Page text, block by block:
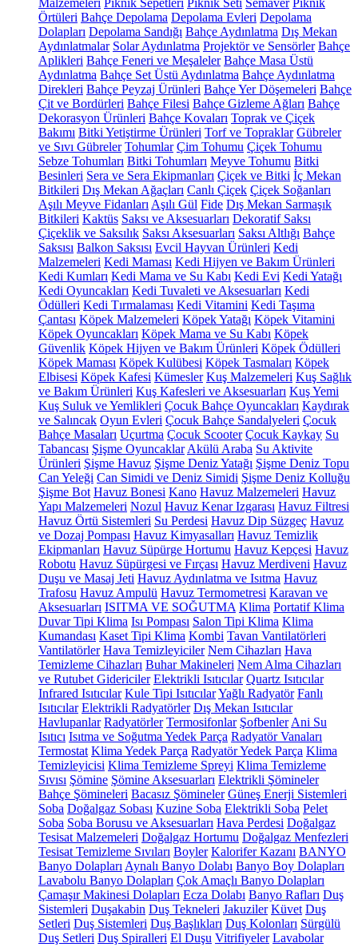
Malzemeleri Piknik Sepetleri Piknik Seti Semaver Piknik
Örtüleri Bahçe Depolama Depolama Evleri Depolama
Dolapları Depolama Sandığı Bahçe Aydınlatma Dış Mekan
Aydınlatmalar Solar Aydınlatma Projektör ve Sensörler Bahçe
Aplikleri Bahçe Feneri ve Meşaleler Bahçe Masa Üstü
Aydınlatma Bahçe Set Üstü Aydınlatma Bahçe Aydınlatma
Direkleri Bahçe Peyzaj Ürünleri Bahçe Yer Döşemeleri Bahçe
Çit ve Bordürleri Bahçe Filesi Bahçe Gizleme Ağları Bahçe
Dekorasyon Ürünleri Bahçe Kovaları Toprak ve Çiçek
Bakımı Bitki Yetiştirme Ürünleri Torf ve Topraklar Gübreler
ve Sıvı Gübreler Tohumlar Çim Tohumu Çiçek Tohumu
Sebze Tohumları Bitki Tohumları Meyve Tohumu Bitki
Besinleri Sera ve Sera Ekipmanları Çiçek ve Bitki İç Mekan
Bitkileri Dış Mekan Ağaçları Canlı Çiçek Çiçek Soğanları
Aşılı Meyve Fidanları Aşılı Gül Fide Dış Mekan Sarmaşık
Bitkileri Kaktüs Saksı ve Aksesuarları Dekoratif Saksı
Çiçeklik ve Saksılık Saksı Aksesuarları Saksı Altlığı Bahçe
Saksısı Balkon Saksısı Evcil Hayvan Ürünleri Kedi
Malzemeleri Kedi Maması Kedi Hijyen ve Bakım Ürünleri
Kedi Kumları Kedi Mama ve Su Kabı Kedi Evi Kedi Yatağı
Kedi Oyuncakları Kedi Tuvaleti ve Aksesuarları Kedi
Ödülleri Kedi Tırmalaması Kedi Vitamini Kedi Taşıma
Çantası Köpek Malzemeleri Köpek Yatağı Köpek Vitamini
Köpek Oyuncakları Köpek Mama ve Su Kabı Köpek
Güvenlik Köpek Hijyen ve Bakım Ürünleri Köpek Ödülleri
Köpek Maması Köpek Kulübesi Köpek Tasmaları Köpek
Elbisesi Köpek Kafesi Kümesler Kuş Malzemeleri Kuş Sağlık
ve Bakım Ürünleri Kuş Kafesleri ve Aksesuarları Kuş Yemi
Kuş Suluk ve Yemlikleri Çocuk Bahçe Oyuncakları Kaydırak
ve Salıncak Oyun Evleri Çocuk Bahçe Sandalyeleri Çocuk
Bahçe Masaları Uçurtma Çocuk Scooter Çocuk Kaykay Su
Tabancası Şişme Oyuncaklar Akülü Araba Su Aktivite
Ürünleri Şişme Havuz Şişme Deniz Yatağı Şişme Deniz Topu
Can Yeleği Can Simidi ve Deniz Simidi Şişme Deniz Kolluğu
Şişme Bot Havuz Bonesi Kano Havuz Malzemeleri Havuz
Yapı Malzemeleri Nozul Havuz Kenar Izgarası Havuz Filtresi
Havuz Örtü Sistemleri Su Perdesi Havuz Dip Süzgeç Havuz
ve Dozaj Pompası Havuz Kimyasalları Havuz Temizlik
Ekipmanları Havuz Süpürge Hortumu Havuz Kepçesi Havuz
Robotu Havuz Süpürgesi ve Fırçası Havuz Merdiveni Havuz
Duşu ve Masaj Jeti Havuz Aydınlatma ve Isıtma Havuz
Trafosu Havuz Ampulü Havuz Termometresi Karavan ve
Aksesuarları ISITMA VE SOĞUTMA Klima Portatif Klima
Duvar Tipi Klima Isı Pompası Salon Tipi Klima Klima
Kumandası Kaset Tipi Klima Kombi Tavan Vantilatörleri
Vantilatörler Hava Temizleyiciler Nem Cihazları Hava
Temizleme Cihazları Buhar Makineleri Nem Alma Cihazları
ve Rutubet Gidericiler Elektrikli Isıtıcılar Quartz Isıtıcılar
Infrared Isıtıcılar Kule Tipi IsıtıcılarYağlı Radyatör Fanlı
Isıtıcılar Elektrikli Radyatörler Dış Mekan Isıtıcılar
Havlupanlar Radyatörler Termosifonlar Şofbenler Ani Su
Isıtıcı Isıtma ve Soğutma Yedek Parça Radyatör Vanaları
Termostat Klima Yedek Parça Radyatör Yedek Parça Klima
Temizleyicisi Klima Temizleme Spreyi Klima Temizleme
Sıvısı Şömine Şömine Aksesuarları Elektrikli Şömineler
Bahçe Şömineleri Bacasız Şömineler Güneş Enerji Sistemleri
Soba Doğalgaz Sobası Kuzine Soba Elektrikli Soba Pelet
Soba Soba Borusu ve Aksesuarları Hava Perdesi Doğalgaz
Tesisat Malzemeleri Doğalgaz Hortumu Doğalgaz Menfezleri
Tesisat Temizleme Sıvıları Boyler Kalorifer Kazanı BANYO
Banyo Dolapları Aynalı Banyo Dolabı Banyo Boy Dolapları
Lavabolu Banyo Dolapları Çok Amaçlı Banyo Dolapları
Çamaşır Makinesi Dolapları Ecza Dolabı Banyo Rafları Duş
Sistemleri Duşakabin Duş Tekneleri Jakuziler Küvet Duş
Setleri Duş Sistemleri Duş Başlıkları Duş Kolonları Sürgülü
Duş Setleri Duş Spiralleri El Duşu Vitrifiyeler Lavabolar